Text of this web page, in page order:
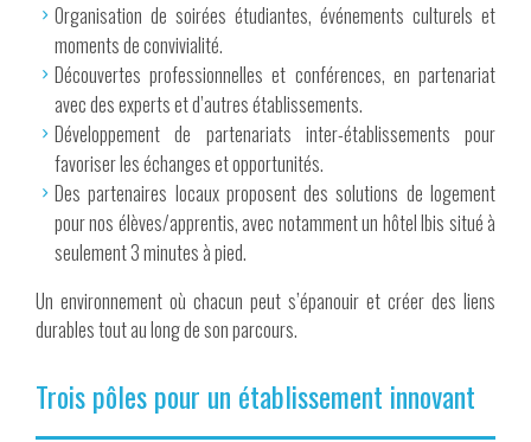
Organisation de soirées étudiantes, événements culturels et
moments de convivialité.
Découvertes professionnelles et conférences, en partenariat
avec des experts et d’autres établissements.
Développement de partenariats inter-établissements pour
favoriser les échanges et opportunités.
Des partenaires locaux proposent des solutions de logement
pour nos élèves/apprentis, avec notamment un hôtel Ibis situé à
seulement 3 minutes à pied.
Un environnement où chacun peut s’épanouir et créer des liens
durables tout au long de son parcours.
Trois pôles pour un établissement innovant